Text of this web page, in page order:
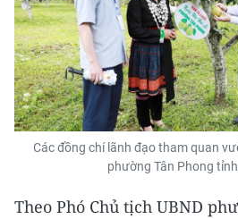
Các đồng chí lãnh đạo tham quan
phường Tân Phong
Theo Phó Chủ tịch UBND